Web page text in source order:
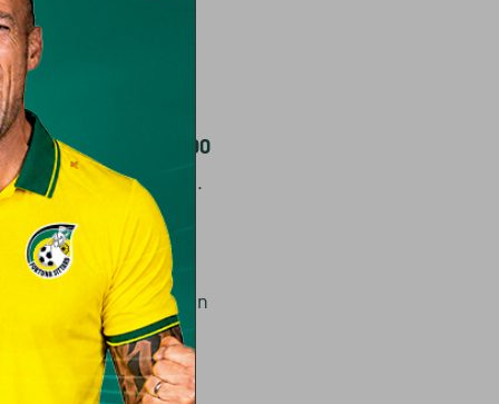
van15:00 tot 16:00
op de foto te gaan.
mooie herinneringen